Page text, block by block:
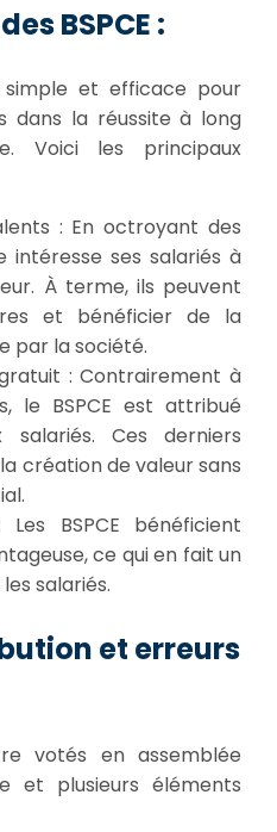
BSPCE :
simple et efficace pour
dans la réussite à long
Voici les principaux
: En octroyant des
intéresse ses salariés à
À terme, ils peuvent
et bénéficier de la
par la société.
: Contrairement à
le BSPCE est attribué
salariés. Ces derniers
création de valeur sans
BSPCE bénéficient
ce qui en fait un
salariés.
et erreurs
votés en assemblée
et plusieurs éléments